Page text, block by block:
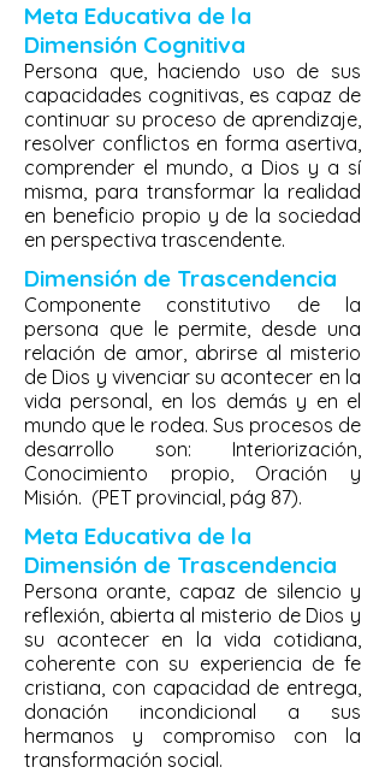
Meta Educativa de la
Dimensión Cognitiva
Persona que, haciendo uso de sus
capacidades cognitivas, es capaz de
continuar su proceso de aprendizaje,
resolver conflictos en forma asertiva,
comprender el mundo, a Dios y a sí
misma, para transformar la realidad
en beneficio propio y de la sociedad
en perspectiva trascendente.
Dimensión de Trascendencia
Componente constitutivo de la
persona que le permite, desde una
relación de amor, abrirse al misterio
de Dios y vivenciar su acontecer en la
vida personal, en los demás y en el
mundo que le rodea. Sus procesos de
desarrollo son: Interiorización,
Conocimiento propio, Oración y
Misión. (PET provincial, pág 87).
Meta Educativa de la
Dimensión de Trascendencia
Persona orante, capaz de silencio y
reflexión, abierta al misterio de Dios y
su acontecer en la vida cotidiana,
coherente con su experiencia de fe
cristiana, con capacidad de entrega,
donación incondicional a sus
hermanos y compromiso con la
transformación social.